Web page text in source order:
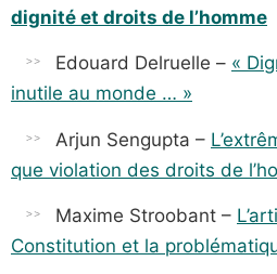
dignité et droits de l’homme
Edouard Delruelle – «
inutile au monde … »
Arjun Sengupta –
que violation des droits de
Maxime Stroobant –
Constitution et la